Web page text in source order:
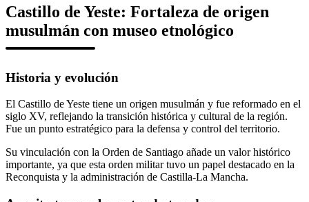
Castillo de Yeste: Fortaleza de origen
musulmán con museo etnológico
Historia y evolución
El Castillo de Yeste tiene un origen musulmán y fue reformado en el
siglo XV, reflejando la transición histórica y cultural de la región.
Fue un punto estratégico para la defensa y control del territorio.
Su vinculación con la Orden de Santiago añade un valor histórico
importante, ya que esta orden militar tuvo un papel destacado en la
Reconquista y la administración de Castilla-La Mancha.